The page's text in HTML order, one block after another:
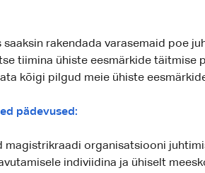
saaksin rakendada varasemaid poe
tiimina ühiste eesmärkide täitmise
kõigi pilgud meie ühiste
pädevused:
magistrikraadi organisatsiooni
indiviidina ja ühiselt